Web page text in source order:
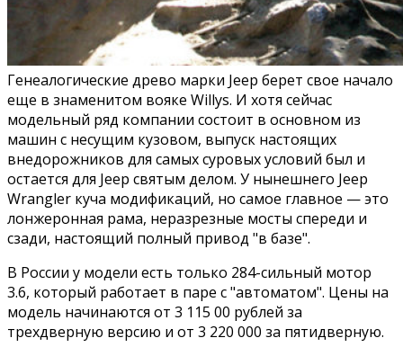
Генеалогические древо марки Jeep берет свое начало
еще в знаменитом вояке Willys. И хотя сейчас
модельный ряд компании состоит в основном из
машин с несущим кузовом, выпуск настоящих
внедорожников для самых суровых условий был и
остается для Jeep святым делом. У нынешнего Jeep
Wrangler куча модификаций, но самое главное — это
лонжеронная рама, неразрезные мосты спереди и
сзади, настоящий полный привод в базе .
В России у модели есть только 284-сильный мотор
3.6, который работает в паре с автоматом . Цены на
модель начинаются от 3 115 00 рублей за
трехдверную версию и от 3 220 000 за пятидверную.